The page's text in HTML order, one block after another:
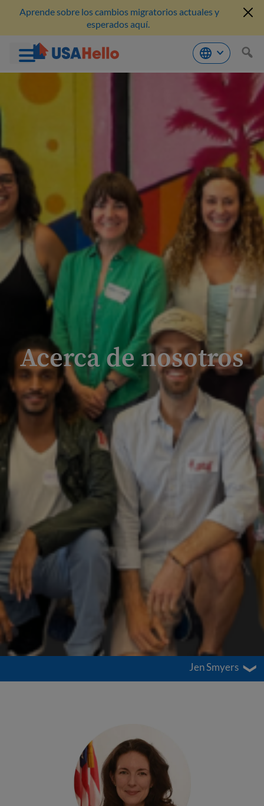
Saltar
contenido
Aprende sobre los cambios migratorios actuales y
esperados aquí.
Acerca de nosotros
Jen Smyers